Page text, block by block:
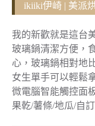
ikiiki伊崎 | 美派
我的新歡就是這台
玻璃鍋清潔方便，
心，玻璃鍋相對地
女生單手可以輕鬆
微電腦智能觸控面
果乾/薯條/地瓜/自